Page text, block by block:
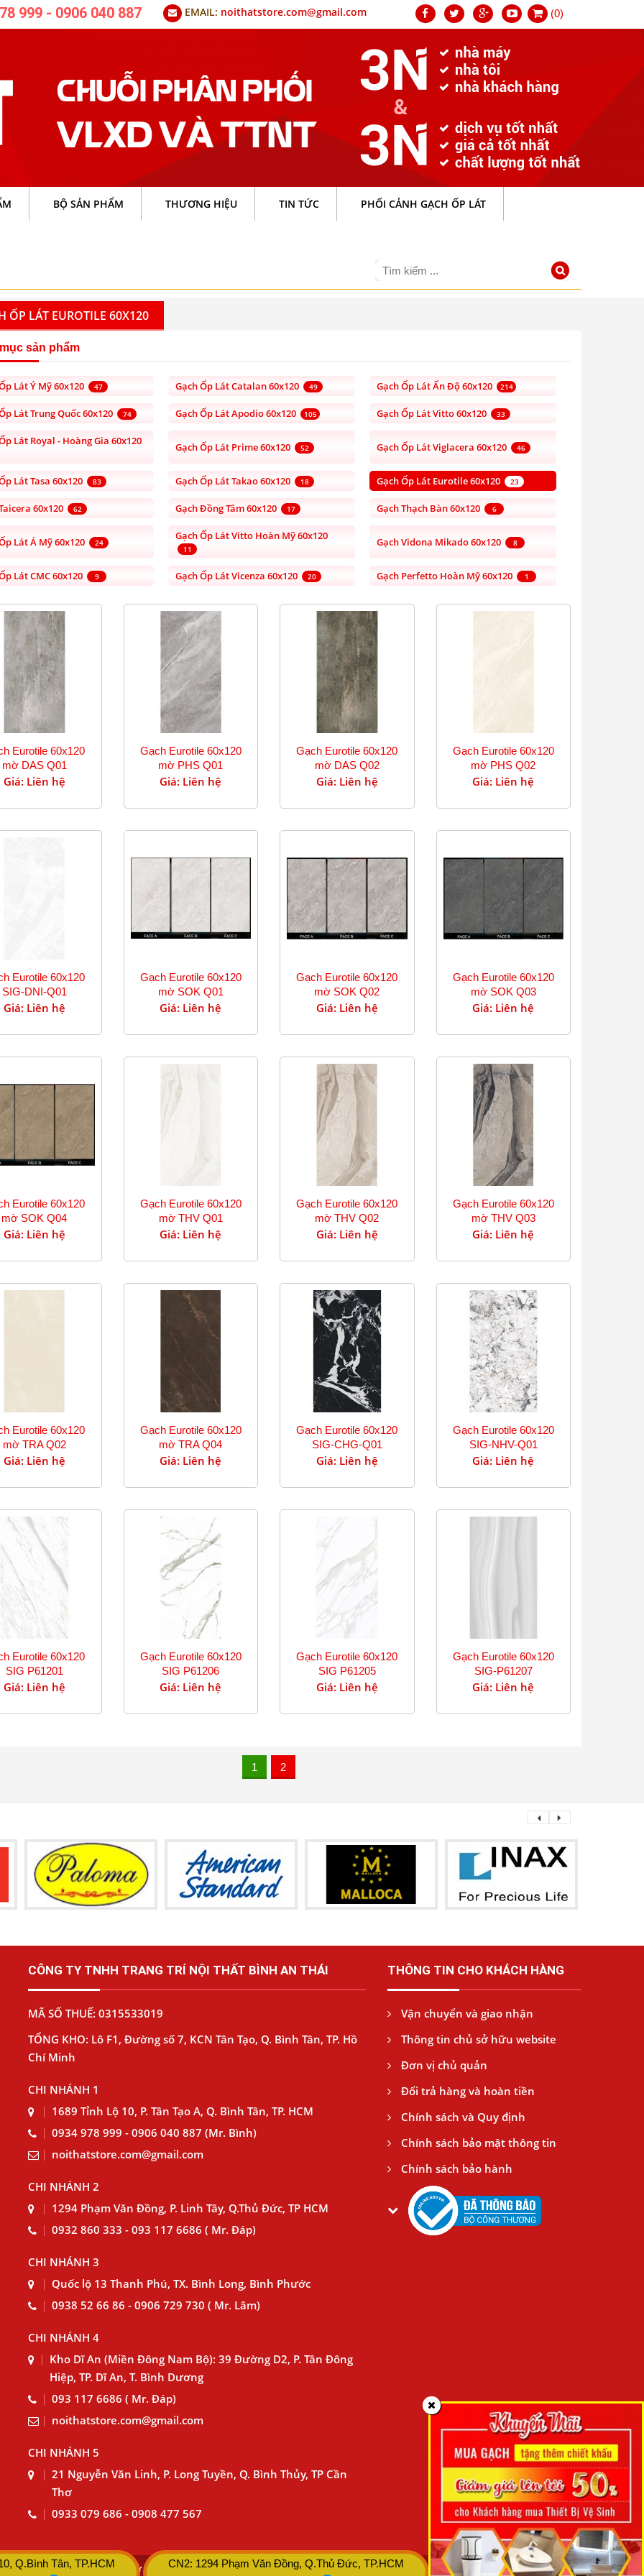
999 - 0906 040 887 EMAIL: noithatstore.com@gmail.com (0)
BỘ SẢN PHẨM THƯƠNG HIỆU TIN TỨC PHỐI CẢNH GẠCH ỐP LÁT
ỐP LÁT EUROTILE 60X120
sản phẩm
Lát Ý Mỹ 60x120 47 Gạch Ốp Lát Catalan 60x120 49 Gạch Ốp Lát Ấn Độ 60x120 214
Lát Trung Quốc 60x120 74 Gạch Ốp Lát Apodio 60x120 105 Gạch Ốp Lát Vitto 60x120 33
Lát Royal - Hoàng Gia 60x120 Gạch Ốp Lát Prime 60x120 52 Gạch Ốp Lát Viglacera 60x120 46
Lát Tasa 60x120 83 Gạch Ốp Lát Takao 60x120 18 Gạch Ốp Lát Eurotile 60x120 23
60x120 62 Gạch Đồng Tâm 60x120 17 Gạch Thạch Bàn 60x120 6
Lát Á Mỹ 60x120 24
Gạch Ốp Lát Vitto Hoàn Mỹ 60x120
11
Gạch Vidona Mikado 60x120 8
Lát CMC 60x120 9 Gạch Ốp Lát Vicenza 60x120 20 Gạch Perfetto Hoàn Mỹ 60x120 1
Eurotile 60x120
mờ DAS Q01
Giá: Liên hệ
Gạch Eurotile 60x120
mờ PHS Q01
Giá: Liên hệ
Gạch Eurotile 60x120
mờ DAS Q02
Giá: Liên hệ
Gạch Eurotile 60x120
mờ PHS Q02
Giá: Liên hệ
Eurotile 60x120
SIG-DNI-Q01
Giá: Liên hệ
Gạch Eurotile 60x120
mờ SOK Q01
Giá: Liên hệ
Gạch Eurotile 60x120
mờ SOK Q02
Giá: Liên hệ
Gạch Eurotile 60x120
mờ SOK Q03
Giá: Liên hệ
Eurotile 60x120
mờ SOK Q04
Giá: Liên hệ
Gạch Eurotile 60x120
mờ THV Q01
Giá: Liên hệ
Gạch Eurotile 60x120
mờ THV Q02
Giá: Liên hệ
Gạch Eurotile 60x120
mờ THV Q03
Giá: Liên hệ
Eurotile 60x120
mờ TRA Q02
Giá: Liên hệ
Gạch Eurotile 60x120
mờ TRA Q04
Giá: Liên hệ
Gạch Eurotile 60x120
SIG-CHG-Q01
Giá: Liên hệ
Gạch Eurotile 60x120
SIG-NHV-Q01
Giá: Liên hệ
Eurotile 60x120
SIG P61201
Giá: Liên hệ
Gạch Eurotile 60x120
SIG P61206
Giá: Liên hệ
Gạch Eurotile 60x120
SIG P61205
Giá: Liên hệ
Gạch Eurotile 60x120
SIG-P61207
Giá: Liên hệ
1 2
CÔNG TY TNHH TRANG TRÍ NỘI THẤT BÌNH AN THÁI
MÃ SỐ THUẾ: 0315533019
TỔNG KHO: Lô F1, Đường số 7, KCN Tân Tạo, Q. Bình Tân, TP. Hồ
Chí Minh
CHI NHÁNH 1
1689 Tỉnh Lộ 10, P. Tân Tạo A, Q. Bình Tân, TP. HCM
0934 978 999 - 0906 040 887 (Mr. Bình)
noithatstore.com@gmail.com
CHI NHÁNH 2
1294 Phạm Văn Đồng, P. Linh Tây, Q.Thủ Đức, TP HCM
0932 860 333 - 093 117 6686 ( Mr. Đáp)
CHI NHÁNH 3
Quốc lộ 13 Thanh Phú, TX. Bình Long, Bình Phước
0938 52 66 86 - 0906 729 730 ( Mr. Lâm)
CHI NHÁNH 4
Kho Dĩ An (Miền Đông Nam Bộ): 39 Đường D2, P. Tân Đông
Hiệp, TP. Dĩ An, T. Bình Dương
093 117 6686 ( Mr. Đáp)
noithatstore.com@gmail.com
CHI NHÁNH 5
21 Nguyễn Văn Linh, P. Long Tuyền, Q. Bình Thủy, TP Cần
Thơ
0933 079 686 - 0908 477 567
THÔNG TIN CHO KHÁCH HÀNG
Vận chuyển và giao nhận
Thông tin chủ sở hữu website
Đơn vị chủ quản
Đổi trả hàng và hoàn tiền
Chính sách và Quy định
Chính sách bảo mật thông tin
Chính sách bảo hành
- MST: 0315533019 (Do Sở KHĐT HCM cấp ngày 05/03/2019) - ĐDPL: NGUYỄN THANH BÌNH - Click xem Chính
Q.Bình Tân, TP.HCM CN2: 1294 Phạm Văn Đồng, Q.Thủ Đức, TP.HCM